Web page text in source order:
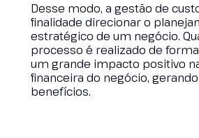
Desse modo, a gestão de
finalidade direcionar o
estratégico de um negócio.
processo é realizado de
um grande impacto positivo
financeira do negócio,
benefícios.